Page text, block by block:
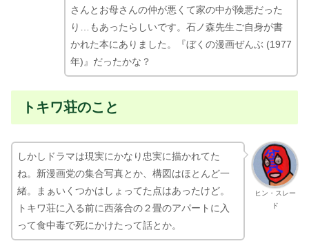
さんとお母さんの仲が悪くて家の中が険悪だった
り…もあったらしいです。石ノ森先生ご自身が書
かれた本にありました。『ぼくの漫画ぜんぶ (1977
年)』だったかな？
トキワ荘のこと
ヒン・スレー
ド
しかしドラマは現実にかなり忠実に描かれてた
ね。新漫画党の集合写真とか、構図はほとんど一
緒。まぁいくつかはしょってた点はあったけど。
トキワ荘に入る前に西落合の２畳のアパートに入
って食中毒で死にかけたって話とか。